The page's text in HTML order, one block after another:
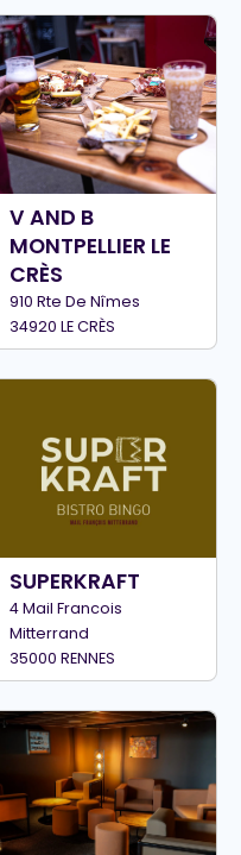
V AND B
MONTPELLIER LE
CRÈS
910 Rte De Nîmes
34920 LE CRÈS
SUPERKRAFT
4 Mail Francois
Mitterrand
35000 RENNES